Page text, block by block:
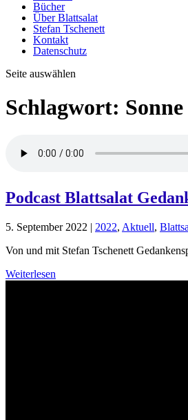
Bücher
Über Blattsalat
Stefan Tschenett
Kontakt
Datenschutz
Seite auswählen
Schlagwort: Sonne
Podcast Blattsalat
5. September 2022 | 2022, Aktuell,
Von und mit Stefan Tschenett
Weiterlesen